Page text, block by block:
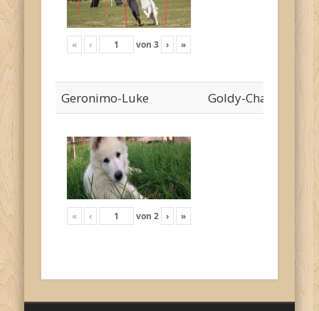
« ‹ von3 › »
Geronimo-Luke Goldy-Cha`risa
« ‹ von2 › »